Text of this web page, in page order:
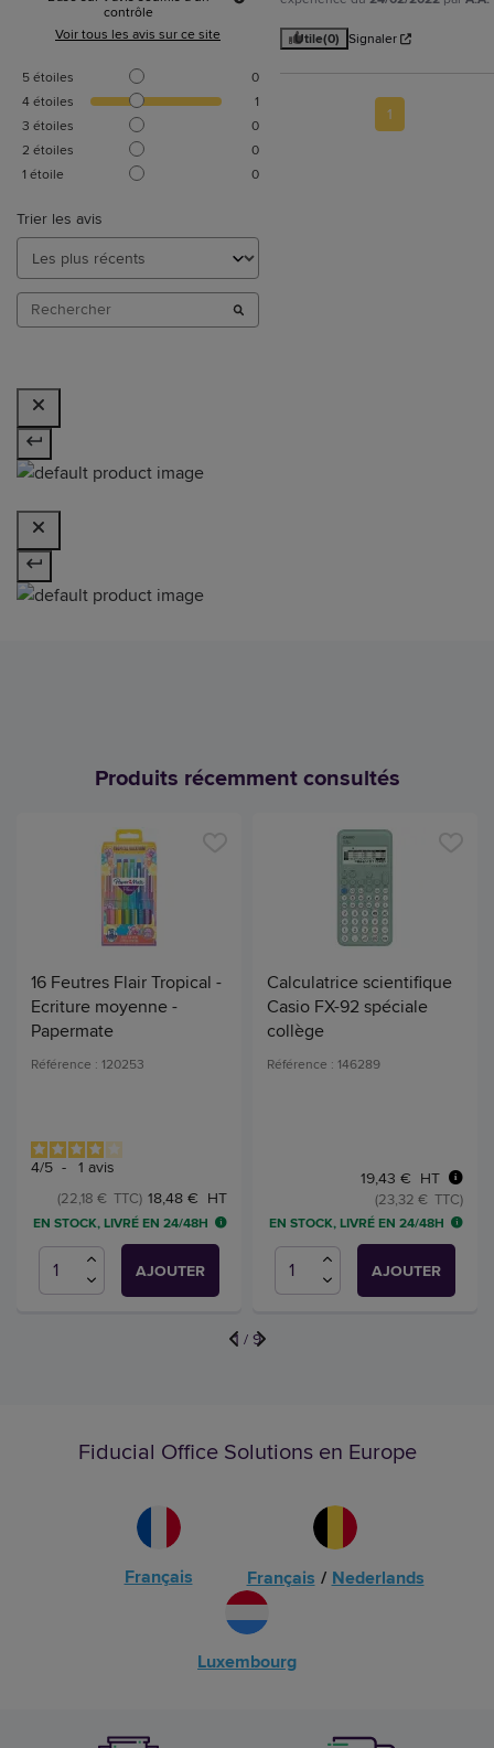
contrôle
Voir tous les avis sur ce site
5étoiles
0
4étoiles
1
3 étoiles
0
2 étoiles
0
1 étoile 0
Trier les avis
Utile(0) Signaler
1
Produits récemment consultés
16 Feutres Flair Tropical -
Ecriture moyenne -
Papermate
Référence : 120253
4/5 - 1 avis
18,48 € HT
(22,18 € TTC)
EN STOCK, LIVRÉ EN 24/48H
AJOUTER
Calculatrice scientifique
Casio FX-92 spéciale
collège
Référence : 146289
19,43 € HT
(23,32 € TTC)
EN STOCK, LIVRÉ EN 24/48H
AJOUTER
1 / 9
Fiducial Office Solutions en Europe
Français Français / Nederlands
Luxembourg